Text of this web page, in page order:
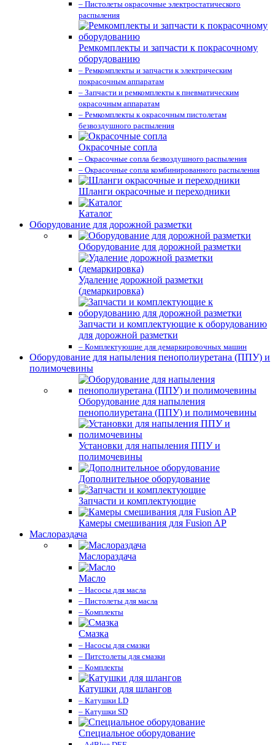
– Пистолеты окрасочные электростатического
распыления
Ремкомплекты и запчасти к покрасочному
оборудованию
– Ремкомплекты и запчасти к электрическим
покрасочным аппаратам
– Запчасти и ремкомплекты к пневматическим
окрасочным аппаратам
– Ремкомплекты к окрасочным пистолетам
безвоздушного распыления
Окрасочные сопла
– Окрасочные сопла безвоздушного распыления
– Окрасочные сопла комбинированного распыления
Шланги окрасочные и переходники
Каталог
Оборудование для дорожной разметки
Оборудование для дорожной разметки
Удаление дорожной разметки
(демаркировка)
Запчасти и комплектующие к оборудованию
для дорожной разметки
– Комплектующие для демаркировочных машин
Оборудование для напыления пенополиуретана (ППУ) и
полимочевины
Оборудование для напыления
пенополиуретана (ППУ) и полимочевины
Установки для напыления ППУ и
полимочевины
Дополнительное оборудование
Запчасти и комплектующие
Камеры смешивания для Fusion AP
Маслораздача
Маслораздача
Масло
– Насосы для масла
– Пистолеты для масла
– Комплекты
Смазка
– Насосы для смазки
– Питстолеты для смазки
– Комплекты
Катушки для шлангов
– Катушки LD
– Катушки SD
Специальное оборудование